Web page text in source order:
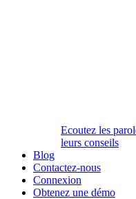
Ecoutez les
leurs conseils
Blog
Contactez-nous
Connexion
Obtenez une démo